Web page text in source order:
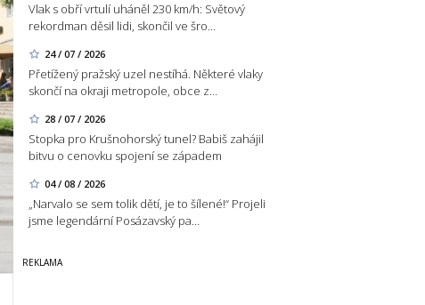
Vlak s obří vrtulí uháněl 230 km/h: Světový
rekordman děsil lidi, skončil ve šro…
24 / 07 / 2026
Přetížený pražský uzel nestíhá. Některé vlaky
skončí na okraji metropole, obce z…
28 / 07 / 2026
Stopka pro Krušnohorský tunel? Babiš zahájil
bitvu o cenovku spojení se západem
04 / 08 / 2026
„Narvalo se sem tolik dětí, je to šílené!“ Projeli
jsme legendární Posázavský pa…